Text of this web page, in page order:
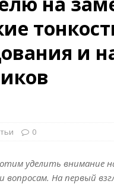
и
0
уделить внимание
вопросам. На первый